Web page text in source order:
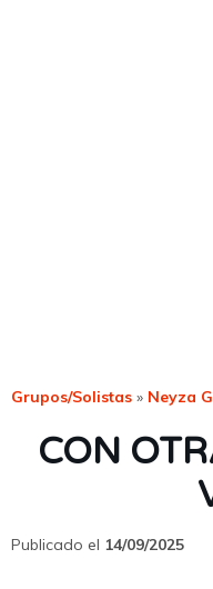
Grupos/Solistas » Neyza
CON
Publicado el 14/09/2025